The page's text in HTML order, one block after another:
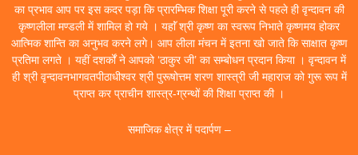
का प्रभाव आप पर इस कदर पड़ा कि प्रारम्भिक शिक्षा पूरी करने से पहले ही वृन्दावन की
कृष्णलीला मण्डली में शामिल हो गये । यहाॅं श्री कृष्ण का स्वरूप निभाते कृष्णमय होकर
आत्मिक शान्ति का अनुभव करने लगे। आप लीला मंचन में इतना खो जाते कि साक्षात कृष्ण
प्रतिमा लगते । यहीं दशर्कों ने आपको ‘ठाकुर जी’ का सम्बोधन प्रदान किया । वृन्दावन में
ही श्री वृन्दावनभागवतपीठाधीश्वर श्री पुरूषोत्तम शरण शास्त्री जी महाराज को गुरू रूप में
प्राप्त कर प्राचीन शास्त्र-ग्रन्थों की शिक्षा प्राप्त की ।
समाजिक क्षेत्र में पदार्पण –